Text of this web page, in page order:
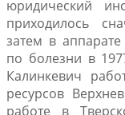
юридический
приходилось
затем в
по болезни в
Калинкевич
ресурсов
работе в